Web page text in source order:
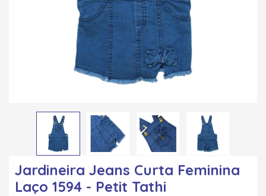
Jardineira Jeans Curta Feminina
Laço 1594 - Petit Tathi